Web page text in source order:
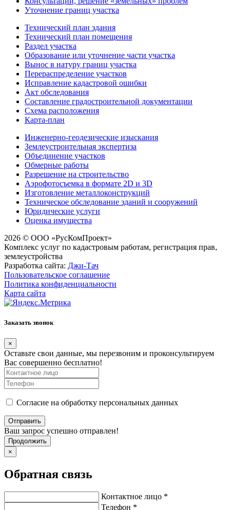
Уточнение границ участка
Технический план здания
Технический план помещения
Раздел участка
Образование или уточнение части участка
Вынос в натуру границ участка
Перераспределение участков
Исправление кадастровой ошибки
Акт обследования
Составление градостроительной документации
Схема расположения
Карта-план
Инженерно-геодезические изыскания
Землеустроительная экспертиза
Объединение участков
Обмерные работы
Разрешение на строительство
Аэрофотосъемка в формате 2D и 3D
Изготовление металлоконструкций
Техническое обследование зданий и сооружений
Юридические услуги
Оценка имущества
2026 © ООО «РусКомПроект»
Комплекс услуг по кадастровым работам, регистрация прав,
землеустройства
Разработка сайта: Джи-Тач
Пользовательское соглашение
Политика конфиденциальности
Карта сайта
Заказать звонок
×
Оставьте свои данные, мы перезвоним и проконсультируем
Вас совершенно бесплатно!
Согласие на обработку персональных данных
Ваш запрос успешно отправлен!
Продолжить
×
Обратная связь
Контактное лицо *
Телефон *